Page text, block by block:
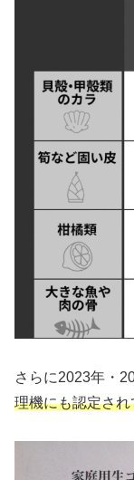
さらに2023年・
理機にも認定され